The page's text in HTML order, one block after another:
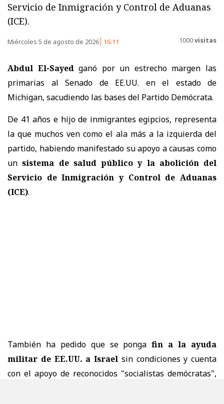
Servicio de Inmigración y Control de Aduanas
(ICE).
Miércoles 5 de agosto de 2026 16:11 1000visitas
Abdul El-Sayedganó por un estrecho margen las
primarias al Senado de EE.UU. en el estado de
Michigan, sacudiendo las bases del Partido Demócrata.
De 41 años e hijo de inmigrantes egipcios, representa
la que muchos ven como el ala más a la izquierda del
partido, habiendo manifestado su apoyo a causas como
unsistema de salud público y la abolición del
Servicio de Inmigración y Control de Aduanas
(ICE).
También ha pedido que se pongafin a la ayuda
militar de EE.UU. a Israel sin condiciones y cuenta
con el apoyo de reconocidos "socialistas demócratas",